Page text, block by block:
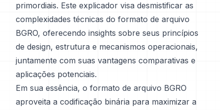
primordiais. Este explicador visa desmistificar as
complexidades técnicas do formato de arquivo
BGRO, oferecendo insights sobre seus princípios
de design, estrutura e mecanismos operacionais,
juntamente com suas vantagens comparativas e
aplicações potenciais.
Em sua essência, o formato de arquivo BGRO
aproveita a codificação binária para maximizar a